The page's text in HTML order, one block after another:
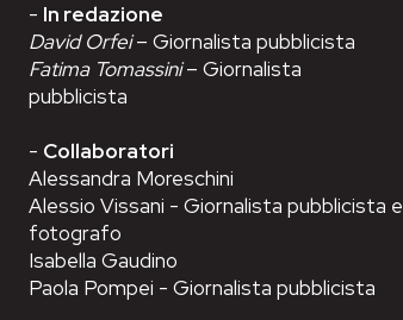
- In redazione
David Orfei– Giornalista pubblicista
Fatima Tomassini– Giornalista
pubblicista
- Collaboratori
Alessandra Moreschini
Alessio Vissani - Giornalista pubblicista e
fotografo
Isabella Gaudino
Paola Pompei - Giornalista pubblicista